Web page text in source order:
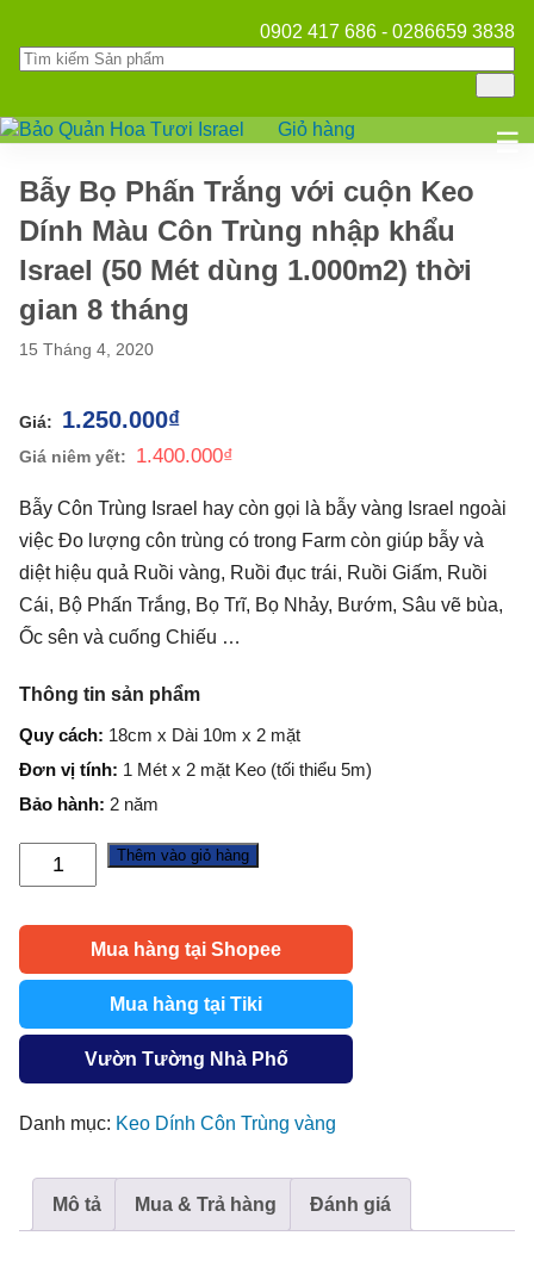
0902 417 686 - 0286659 3838
☰
Giỏ hàng
Bẫy Bọ Phấn Trắng với cuộn Keo
Dính Màu Côn Trùng nhập khẩu
Israel (50 Mét dùng 1.000m2) thời
gian 8 tháng
15 Tháng 4, 2020
1.400.000₫
1.250.000₫
Bẫy Côn Trùng Israel hay còn gọi là bẫy vàng Israel ngoài
việc Đo lượng côn trùng có trong Farm còn giúp bẫy và
diệt hiệu quả Ruồi vàng, Ruồi đục trái, Ruồi Giấm, Ruồi
Cái, Bộ Phấn Trắng, Bọ Trĩ, Bọ Nhảy, Bướm, Sâu vẽ bùa,
Ốc sên và cuống Chiếu …
Thông tin sản phẩm
Quy cách: 18cm x Dài 10m x 2 mặt
Đơn vị tính: 1 Mét x 2 mặt Keo (tối thiểu 5m)
Bảo hành: 2 năm
Bọ
Phấn
với
cuộn
Dính
Màu
Trùng
nhập
Thêm vào giỏ hàng
Mua hàng tại Shopee
Mua hàng tại Tiki
Vườn Tường Nhà Phố
Danh mục: Keo Dính Côn Trùng vàng
Mô tả Mua & Trả hàng Đánh giá